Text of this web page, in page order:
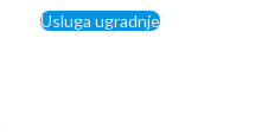
Usluga ugradnje